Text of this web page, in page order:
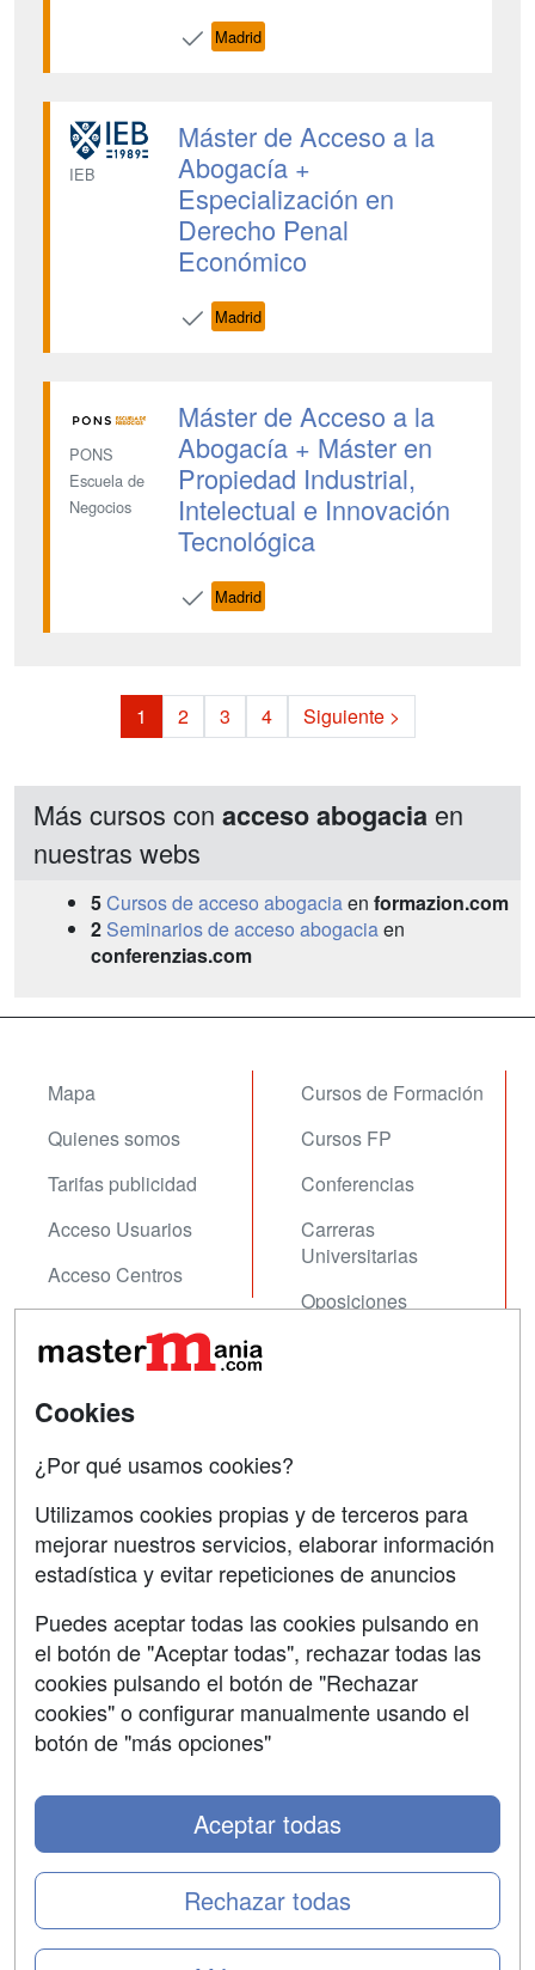
Madrid
IEB
Máster de Acceso a la
Abogacía +
Especialización en
Derecho Penal
Económico
Madrid
PONS
Escuela de
Negocios
Máster de Acceso a la
Abogacía + Máster en
Propiedad Industrial,
Intelectual e Innovación
Tecnológica
Madrid
1 2 3 4 Siguiente >
Más cursos con acceso abogacia en
nuestras webs
5Cursos de acceso abogaciaen formazion.com
2 Seminarios de acceso abogaciaen
conferenzias.com
Mapa
Quienes somos
Tarifas publicidad
Acceso Usuarios
Acceso Centros
Cursos de Formación
Cursos FP
Conferencias
Carreras
Universitarias
Oposiciones
Contactar
Confidencialidad
Aviso legal
Copyleft
Grupo formazion:
Copyright 2000-2026 Formazion Web, S.L. - Calle
Cookies
¿Por qué usamos cookies?
Utilizamos cookies propias y de terceros para
mejorar nuestros servicios, elaborar información
estadística y evitar repeticiones de anuncios
Puedes aceptar todas las cookies pulsando en
el botón de "Aceptar todas", rechazar todas las
cookies pulsando el botón de "Rechazar
cookies" o configurar manualmente usando el
botón de "más opciones"
Rechazar todas
Aceptar todas